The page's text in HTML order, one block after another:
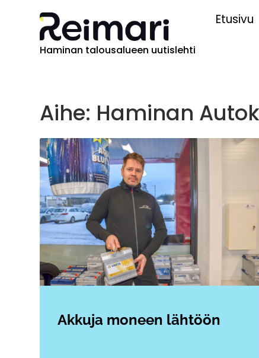
Haminan talousalueen uutislehti
Etusivu
Aihe: Haminan
Akkuja moneen lähtöön